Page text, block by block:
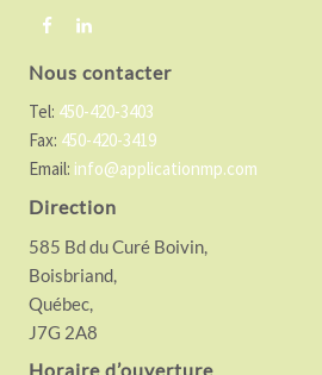
Nous contacter
Tel: 450-420-3403
Fax: 450-420-3419
Email: info@applicationmp.com
Direction
585 Bd du Curé Boivin,
Boisbriand,
Québec,
J7G 2A8
Horaire d’ouverture